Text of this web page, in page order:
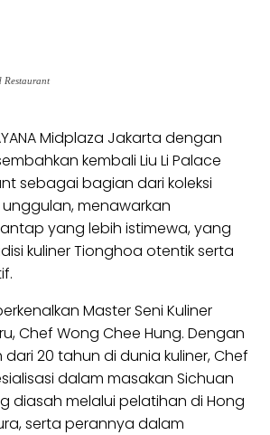
Restaurant
Midplaza Jakarta dengan
kembali Liu Li Palace
sebagai bagian dari koleksi
menawarkan
yang lebih istimewa, yang
kuliner Tionghoa otentik serta
Master Seni Kuliner
Chef Wong Chee Hung. Dengan
20 tahun di dunia kuliner, Chef
dalam masakan Sichuan
diasah melalui pelatihan di Hong
serta perannya dalam